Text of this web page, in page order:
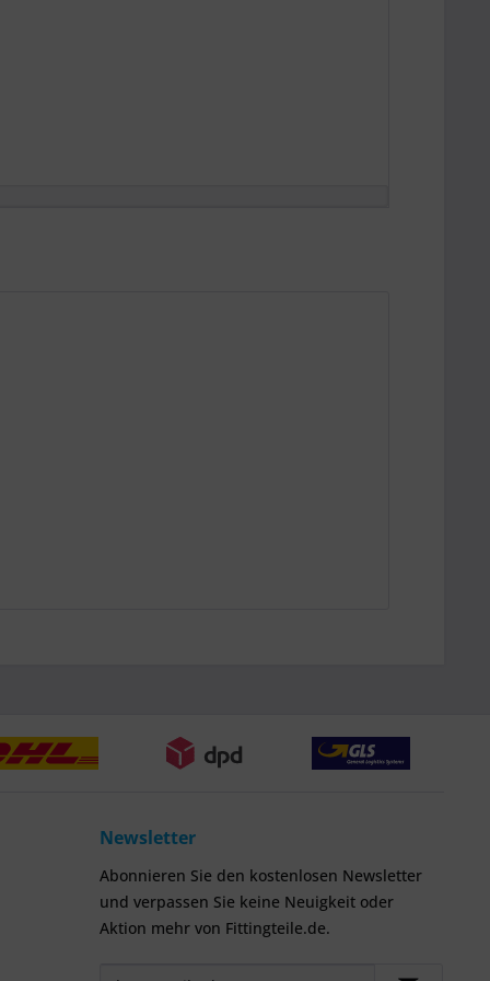
Newsletter
Abonnieren Sie den kostenlosen Newsletter
und verpassen Sie keine Neuigkeit oder
Aktion mehr von Fittingteile.de.